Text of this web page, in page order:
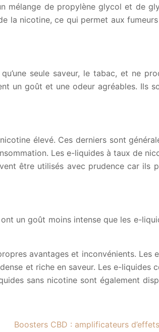
mélange de propylène glycol et de
la nicotine, ce qui permet aux
seule saveur, le tabac, et ne
un goût et une odeur agréables. Ils
élevé. Ces derniers sont
Les e-liquides à taux de
être utilisés avec prudence car ils
un goût moins intense que les e-
avantages et inconvénients. Les
et riche en saveur. Les e-liquides
sans nicotine sont également
Boosters CBD : amplificateurs